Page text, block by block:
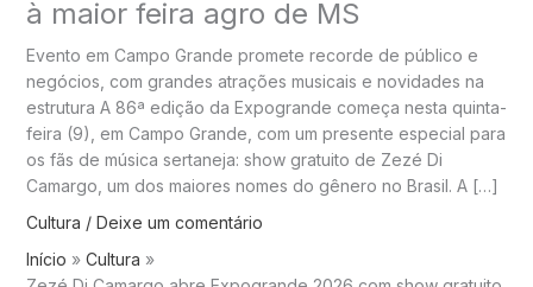
à maior feira agro de MS
Evento em Campo Grande promete recorde de público e
negócios, com grandes atrações musicais e novidades na
estrutura A 86ª edição da Expogrande começa nesta quinta-
feira (9), em Campo Grande, com um presente especial para
os fãs de música sertaneja: show gratuito de Zezé Di
Camargo, um dos maiores nomes do gênero no Brasil. A […]
Cultura / Deixe um comentário
Início
Cultura